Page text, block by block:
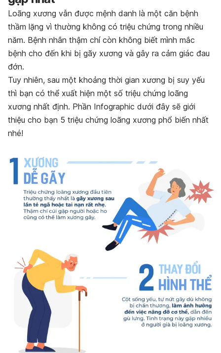
Loãng xương vẫn được mệnh danh là một căn bệnh
thầm lặng vì thường không có triệu chứng trong nhiều
năm. Bệnh nhân thậm chí còn không biết mình mắc
bệnh cho đến khi bị gãy xương và gây ra cảm giác đau
đớn.
Tuy nhiên, sau một khoảng thời gian xương bị suy yếu
thì bạn có thể xuất hiện một số triệu chứng loãng
xương nhất định. Phần Infographic dưới đây sẽ giới
thiệu cho bạn 5 triệu chứng loãng xương phổ biến nhất
nhé!